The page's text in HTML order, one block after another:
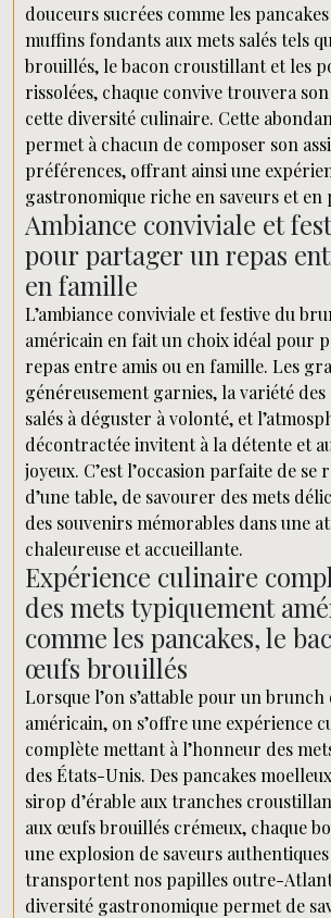
douceurs sucrées comme les
muffins fondants aux mets salés tels
brouillés, le bacon croustillant et les
rissolées, chaque convive trouvera
cette diversité culinaire. Cette
permet à chacun de composer son
préférences, offrant ainsi une
gastronomique riche en saveurs et en
Ambiance conviviale et
pour partager un repas
en famille
L’ambiance conviviale et festive du
américain en fait un choix idéal pour
repas entre amis ou en famille. Les
généreusement garnies, la variété
salés à déguster à volonté, et
décontractée invitent à la détente et
joyeux. C’est l’occasion parfaite de
d’une table, de savourer des mets
des souvenirs mémorables dans une
chaleureuse et accueillante.
Expérience culinaire
des mets typiquement
comme les pancakes, le
œufs brouillés
Lorsque l’on s’attable pour un brunch
américain, on s’offre une expérience
complète mettant à l’honneur des
des États-Unis. Des pancakes
sirop d’érable aux tranches
aux œufs brouillés crémeux, chaque
une explosion de saveurs
transportent nos papilles outre-
diversité gastronomique permet de